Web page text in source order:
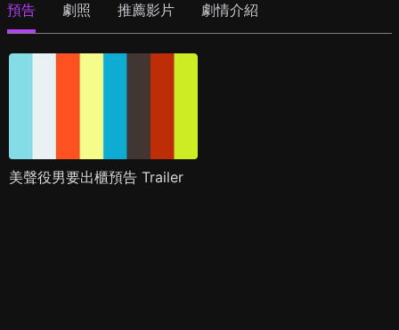
預告 劇照 推薦影片 劇情介紹
美聲役男要出櫃預告 Trailer